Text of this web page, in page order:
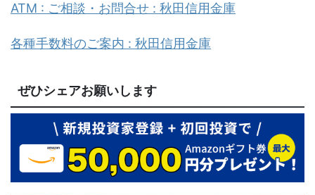
ATM : ご相談・お問合せ : 秋田信用金庫
各種手数料のご案内 : 秋田信用金庫
ぜひシェアお願いします